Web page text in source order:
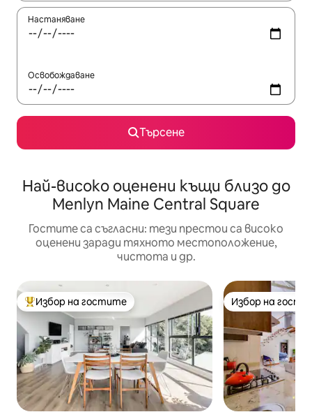
Настаняване
Освобождаване
Търсене
Най-високо оценени къщи близо до
Menlyn Maine Central Square
Гостите са съгласни: тези престои са високо
оценени заради тяхното местоположение,
чистота и др.
Най-популярен избор на гостите
Избор на гостите Избор на
Избор на